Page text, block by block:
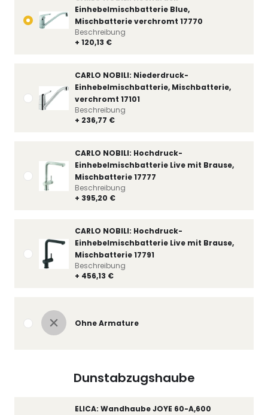
Einhebelmischbatterie Blue,
Mischbatterie verchromt 17770
+ 120,13 €
Beschreibung
CARLO NOBILI: Niederdruck-
Einhebelmischbatterie, Mischbatterie,
verchromt 17101
+ 236,77 €
Beschreibung
CARLO NOBILI: Hochdruck-
Einhebelmischbatterie Live mit Brause,
Mischbatterie 17777
+ 395,20 €
Beschreibung
CARLO NOBILI: Hochdruck-
Einhebelmischbatterie Live mit Brause,
Mischbatterie 17791
+ 456,13 €
Beschreibung
Ohne Armature
Dunstabzugshaube
ELICA: Wandhaube JOYE 60-A,600